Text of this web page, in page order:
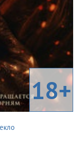
18+